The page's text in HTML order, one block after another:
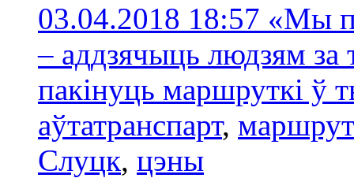
03.04.2018 18:57 «Мы
– аддзячыць людзям за
пакінуць маршруткі ў
аўтатранспарт,
Слуцк, цэны